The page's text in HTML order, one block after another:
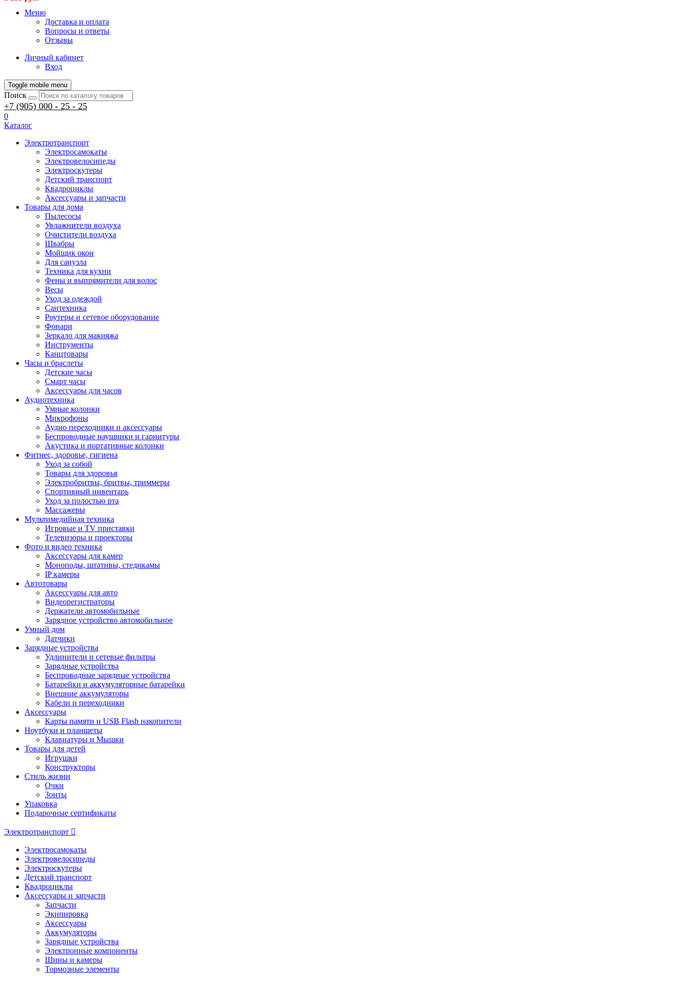
Меню
Доставка и оплата
Вопросы и ответы
Отзывы
Личный кабинет
Вход
Toggle mobile menu
Поиск
+7 (905) 000 - 25 - 25
0
Каталог
Электротранспорт
Электросамокаты
Электровелосипеды
Электроскутеры
Детский транспорт
Квадроциклы
Аксессуары и запчасти
Товары для дома
Пылесосы
Увлажнители воздуха
Очистители воздуха
Швабры
Мойщик окон
Для санузла
Техника для кухни
Фены и выпрямители для волос
Весы
Уход за одеждой
Сантехника
Роутеры и сетевое оборудование
Фонари
Зеркало для макияжа
Инструменты
Канцтовары
Часы и браслеты
Детские часы
Смарт часы
Аксессуары для часов
Аудиотехника
Умные колонки
Микрофоны
Аудио переходники и аксессуары
Беспроводные наушники и гарнитуры
Акустика и портативные колонки
Фитнес, здоровье, гигиена
Уход за собой
Товары для здоровья
Электробритвы, бритвы, триммеры
Спортивный инвентарь
Уход за полостью рта
Массажеры
Мультимедийная техника
Игровые и TV приставки
Телевизоры и проекторы
Фото и видео техника
Аксессуары для камер
Моноподы, штативы, стедикамы
IP камеры
Автотовары
Аксессуары для авто
Видеорегистраторы
Держатели автомобильные
Зарядное устройство автомобильное
Умный дом
Датчики
Зарядные устройства
Удлинители и сетевые фильтры
Зарядные устройства
Беспроводные зарядные устройства
Батарейки и аккумуляторные батарейки
Внешние аккумуляторы
Кабели и переходники
Аксессуары
Карты памяти и USB Flash накопители
Ноутбуки и планшеты
Клавиатуры и Мышки
Товары для детей
Игрушки
Конструкторы
Стиль жизни
Очки
Зонты
Упаковка
Подарочные сертификаты
Электротранспорт
Электросамокаты
Электровелосипеды
Электроскутеры
Детский транспорт
Квадроциклы
Аксессуары и запчасти
Запчасти
Экипировка
Аксессуары
Аккумуляторы
Зарядные устройства
Электронные компоненты
Шины и камеры
Тормозные элементы